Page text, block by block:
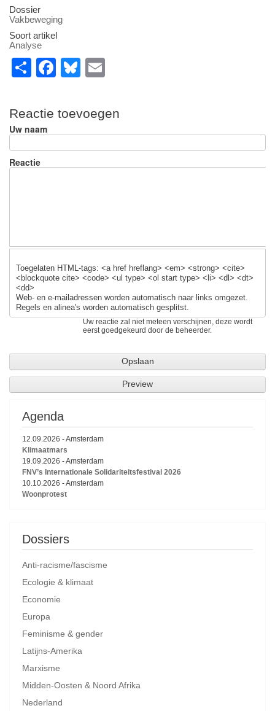
Dossier
Vakbeweging
Soort artikel
Analyse
S
ar
e
F
c
e
b
o
Bl
e
sk
y
ail
Reactie toevoegen
Uw naam
Reactie
Toegelaten HTML-tags: <a href hreflang> <em> <strong> <cite>
<blockquote cite> <code> <ul type> <ol start type> <li> <dl> <dt>
<dd>
Web- en e-mailadressen worden automatisch naar links omgezet.
Regels en alinea's worden automatisch gesplitst.
Uw reactie zal niet meteen verschijnen, deze wordt
eerst goedgekeurd door de beheerder.
Agenda
12.09.2026 -Amsterdam
Klimaatmars
19.09.2026 -Amsterdam
FNV’s Internationale Solidariteitsfestival 2026
10.10.2026 -Amsterdam
Woonprotest
Dossiers
Anti-racisme/fascisme
Ecologie & klimaat
Economie
Europa
Feminisme & gender
Latijns-Amerika
Marxisme
Midden-Oosten & Noord Afrika
Nederland